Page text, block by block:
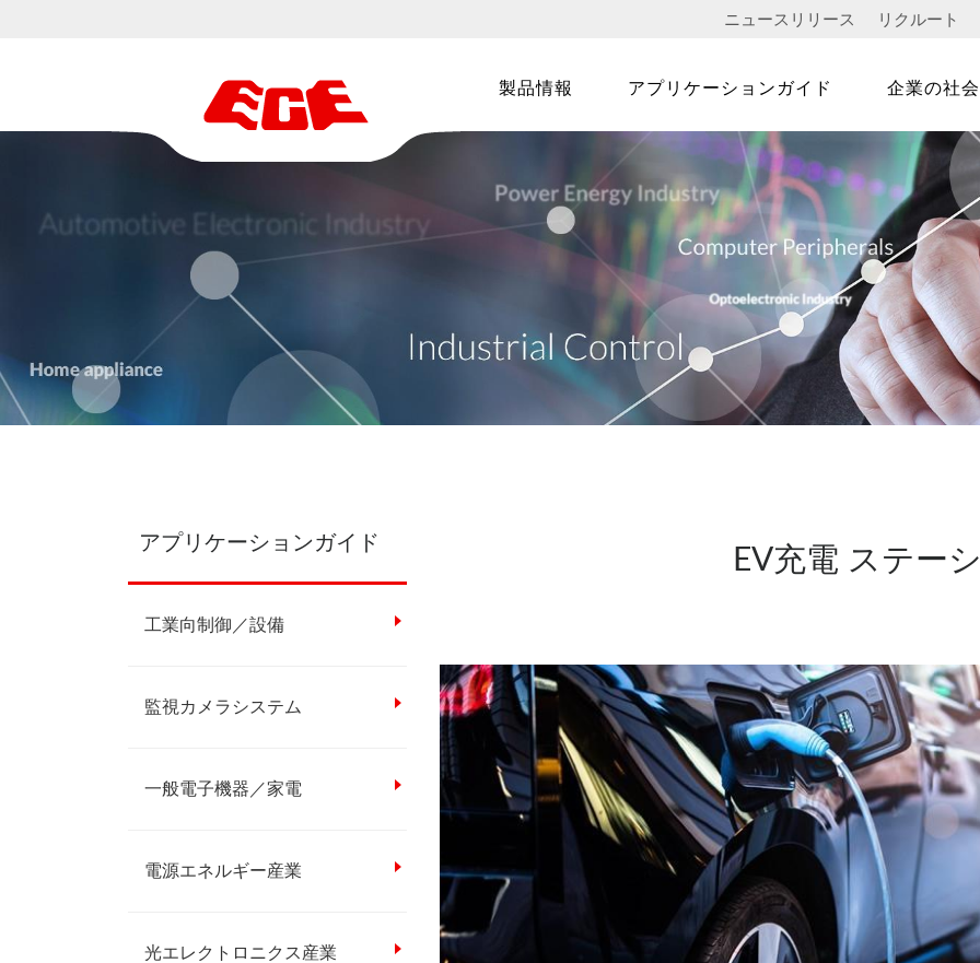
ニュースリリース リクルート
製品情報 アプリケーションガイド 企業の社
アプリケーションガイド
工業向制御／設備
監視カメラシステム
一般電子機器／家電
電源エネルギー産業
光エレクトロニクス産業
EV充電 ステー